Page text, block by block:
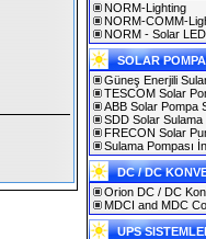
NORM-Lighting
NORM-COMM-
NORM - Solar
SOLAR
Güneş Enerjili
TESCOM Solar
ABB Solar Pompa
SDD Solar
FRECON Solar
Sulama Pompası
DC / DC
Orion DC / DC
MDCI and MDC
UPS